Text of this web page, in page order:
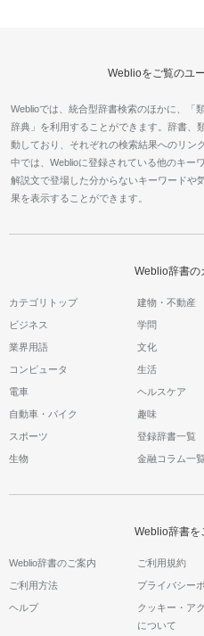
Weblioをご覧のユ
Weblioでは、統合型辞書検索のほかに、「
辞典」を利用することができます。辞書、
動しており、それぞれの検索結果へのリン
中では、Weblioに登録されている他のキー
解説文で登場した分からないキーワードや
果を表示することができます。
Weblio辞書の
カテゴリトップ 建物・不動産
ビジネス 学問
業界用語 文化
コンピュータ 生活
電車 ヘルスケア
自動車・バイク 趣味
スポーツ 登録辞書一覧
生物 金融コラム一
Weblio辞書を
Weblio辞書のご案内 ご利用規約
ご利用方法 プライバシー
ヘルプ
クッキー・ア
について